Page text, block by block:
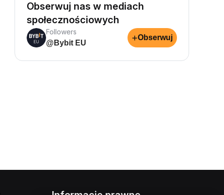
Obserwuj nas w mediach
społecznościowych
Followers
@Bybit EU
+Obserwuj